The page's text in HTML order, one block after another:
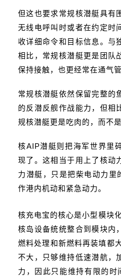
但这也要求常规核潜艇具有
无线电呼叫时或者在约定时
收详细命令和目标信息。与
相比，常规核潜艇更是团队
保持接触，也更经常在通气
常规核潜艇依然保留完整的
的反潜反舰作战能力，但相
规核潜艇更是吃肉的，而不
核AIP潜艇则把海军世界里
现了。这相当于用上了核动
力潜艇，只是把柴电动力里
作港内机动和紧急动力。
核充电宝的核心是小型模块
核岛设备统统整合到模块内
燃料处理和新燃料再装填都
不大，只够维持低速潜航，
力，因此只能维持有限的